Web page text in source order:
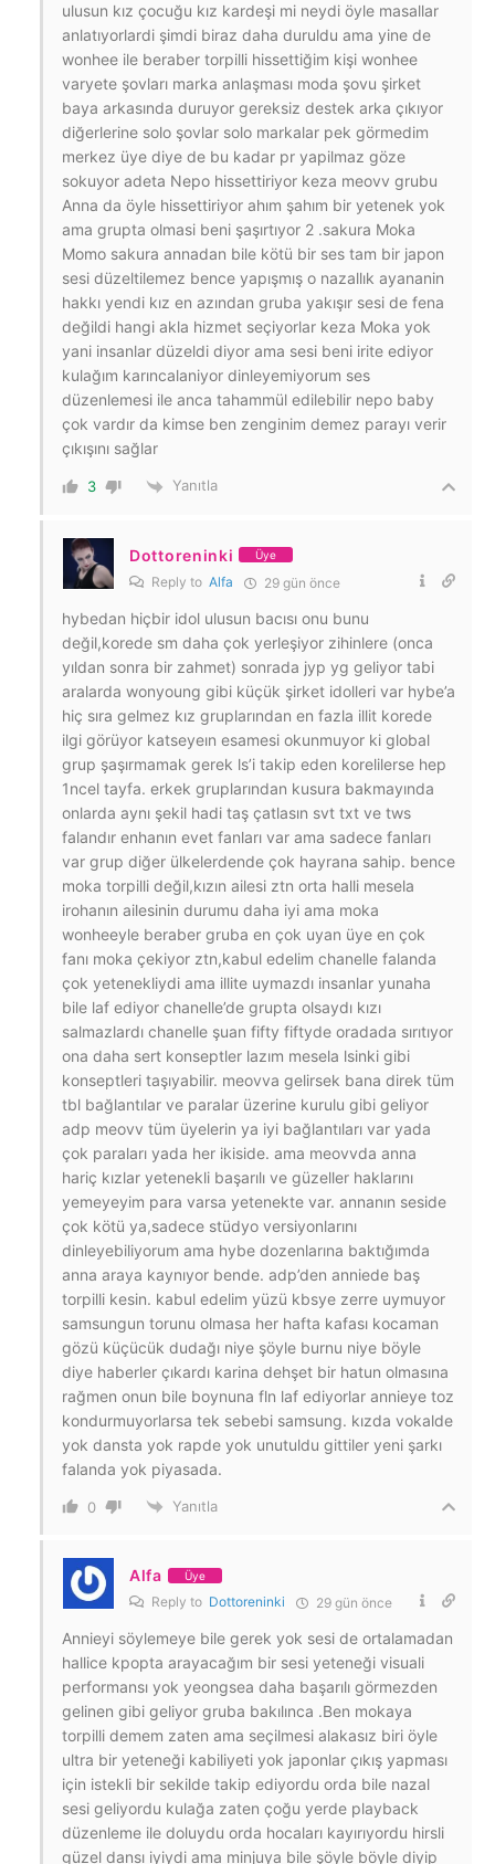
ulusun kız çocuğu kız kardeşi mi neydi öyle masallar
anlatıyorlardi şimdi biraz daha duruldu ama yine de
wonhee ile beraber torpilli hissettiğim kişi wonhee
varyete şovları marka anlaşması moda şovu şirket
baya arkasında duruyor gereksiz destek arka çıkıyor
diğerlerine solo şovlar solo markalar pek görmedim
merkez üye diye de bu kadar pr yapilmaz göze
sokuyor adeta Nepo hissettiriyor keza meovv grubu
Anna da öyle hissettiriyor ahım şahım bir yetenek yok
ama grupta olmasi beni şaşırtıyor 2 .sakura Moka
Momo sakura annadan bile kötü bir ses tam bir japon
sesi düzeltilemez bence yapışmış o nazallık ayananin
hakkı yendi kız en azından gruba yakışır sesi de fena
değildi hangi akla hizmet seçiyorlar keza Moka yok
yani insanlar düzeldi diyor ama sesi beni irite ediyor
kulağım karıncalaniyor dinleyemiyorum ses
düzenlemesi ile anca tahammül edilebilir nepo baby
çok vardır da kimse ben zenginim demez parayı verir
çıkışını sağlar
3 Yanıtla
Dottoreninki Üye
Reply to Alfa 29 gün önce
hybedan hiçbir idol ulusun bacısı onu bunu
değil,korede sm daha çok yerleşiyor zihinlere (onca
yıldan sonra bir zahmet) sonrada jyp yg geliyor tabi
aralarda wonyoung gibi küçük şirket idolleri var hybe’a
hiç sıra gelmez kız gruplarından en fazla illit korede
ilgi görüyor katseyeın esamesi okunmuyor ki global
grup şaşırmamak gerek ls’i takip eden korelilerse hep
1ncel tayfa. erkek gruplarından kusura bakmayında
onlarda aynı şekil hadi taş çatlasın svt txt ve tws
falandır enhanın evet fanları var ama sadece fanları
var grup diğer ülkelerdende çok hayrana sahip. bence
moka torpilli değil,kızın ailesi ztn orta halli mesela
irohanın ailesinin durumu daha iyi ama moka
wonheeyle beraber gruba en çok uyan üye en çok
fanı moka çekiyor ztn,kabul edelim chanelle falanda
çok yetenekliydi ama illite uymazdı insanlar yunaha
bile laf ediyor chanelle’de grupta olsaydı kızı
salmazlardı chanelle şuan fifty fiftyde oradada sırıtıyor
ona daha sert konseptler lazım mesela lsinki gibi
konseptleri taşıyabilir. meovva gelirsek bana direk tüm
tbl bağlantılar ve paralar üzerine kurulu gibi geliyor
adp meovv tüm üyelerin ya iyi bağlantıları var yada
çok paraları yada her ikiside. ama meovvda anna
hariç kızlar yetenekli başarılı ve güzeller haklarını
yemeyeyim para varsa yetenekte var. annanın seside
çok kötü ya,sadece stüdyo versiyonlarını
dinleyebiliyorum ama hybe dozenlarına baktığımda
anna araya kaynıyor bende. adp’den anniede baş
torpilli kesin. kabul edelim yüzü kbsye zerre uymuyor
samsungun torunu olmasa her hafta kafası kocaman
gözü küçücük dudağı niye şöyle burnu niye böyle
diye haberler çıkardı karina dehşet bir hatun olmasına
rağmen onun bile boynuna fln laf ediyorlar annieye toz
kondurmuyorlarsa tek sebebi samsung. kızda vokalde
yok dansta yok rapde yok unutuldu gittiler yeni şarkı
falanda yok piyasada.
0 Yanıtla
Alfa Üye
Reply to Dottoreninki 29 gün önce
Annieyi söylemeye bile gerek yok sesi de ortalamadan
hallice kpopta arayacağım bir sesi yeteneği visuali
performansı yok yeongsea daha başarılı görmezden
gelinen gibi geliyor gruba bakılınca .Ben mokaya
torpilli demem zaten ama seçilmesi alakasız biri öyle
ultra bir yeteneği kabiliyeti yok japonlar çıkış yapması
için istekli bir sekilde takip ediyordu orda bile nazal
sesi geliyordu kulağa zaten çoğu yerde playback
düzenleme ile doluydu orda hocaları kayırıyordu hirsli
güzel dansı iyiydi ama minjuya bile şöyle böyle diyip